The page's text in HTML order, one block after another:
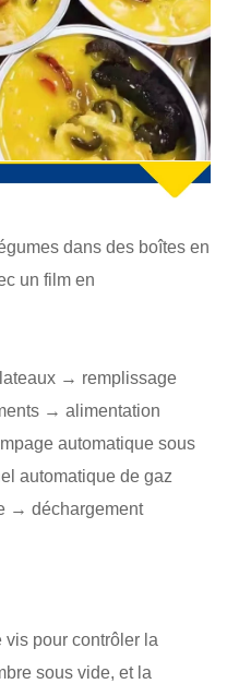
dans des boîtes en
un film en
→ remplissage
→ alimentation
automatique sous
automatique de gaz
→ déchargement
vis pour contrôler la
sous vide, et la